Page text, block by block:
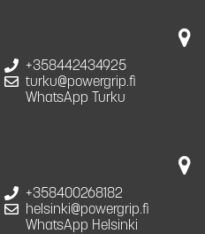
+358442434925
turku@powergrip.fi
WhatsApp Turku
+358400268182
helsinki@powergrip.fi
WhatsApp Helsinki